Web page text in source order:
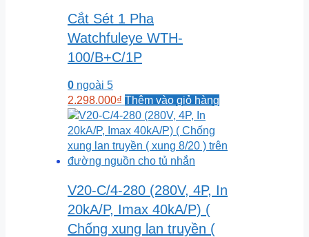
Cắt Sét 1 Pha
Watchfuleye WTH-
100/B+C/1P
0 ngoài 5
2.298.000₫ Thêm vào giỏ hàng
V20-C/4-280 (280V, 4P, In
20kA/P, Imax 40kA/P) (
Chống xung lan truyền (